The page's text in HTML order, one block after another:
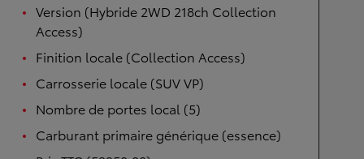
Version (Hybride 2WD 218ch Collection
Access)
Finition locale (Collection Access)
Carrosserie locale (SUV VP)
Nombre de portes local (5)
Carburant primaire générique (essence)